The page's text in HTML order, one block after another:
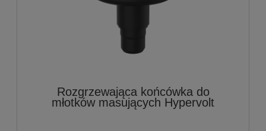
Rozgrzewająca końcówka do
młotków masujących Hypervolt